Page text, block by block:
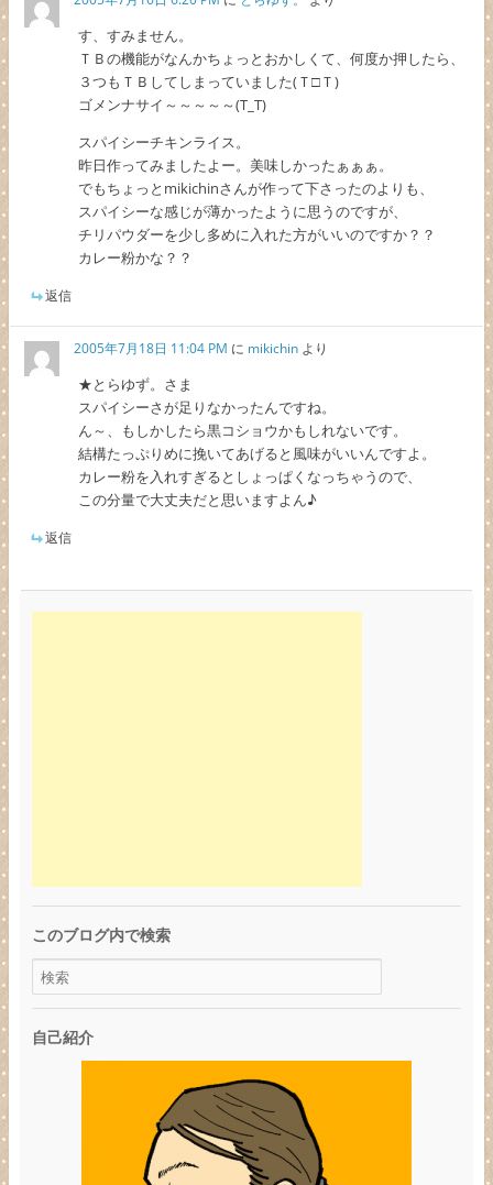
す、すみません。
ＴＢの機能がなんかちょっとおかしくて、何度か押したら、
３つもＴＢしてしまっていました(Ｔ□Ｔ)
ゴメンナサイ～～～～～(T_T)
スパイシーチキンライス。
昨日作ってみましたよー。美味しかったぁぁぁ。
でもちょっとmikichinさんが作って下さったのよりも、
スパイシーな感じが薄かったように思うのですが、
チリパウダーを少し多めに入れた方がいいのですか？？
カレー粉かな？？
返信
2005年7月18日 11:04 PM に mikichin より
★とらゆず。さま
スパイシーさが足りなかったんですね。
ん～、もしかしたら黒コショウかもしれないです。
結構たっぷりめに挽いてあげると風味がいいんですよ。
カレー粉を入れすぎるとしょっぱくなっちゃうので、
この分量で大丈夫だと思いますよん♪
返信
このブログ内で検索
自己紹介